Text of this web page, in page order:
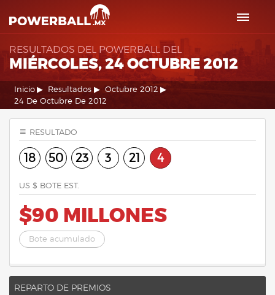
RESULTADOS DEL POWERBALL DEL
MIÉRCOLES, 24 OCTUBRE 2012
Inicio Resultados
Octubre 2012
24 De Octubre De 2012
RESULTADO
18 50 23 3 21 4
US $ BOTE EST.
$90 MILLONES
Bote acumulado
REPARTO DE PREMIOS